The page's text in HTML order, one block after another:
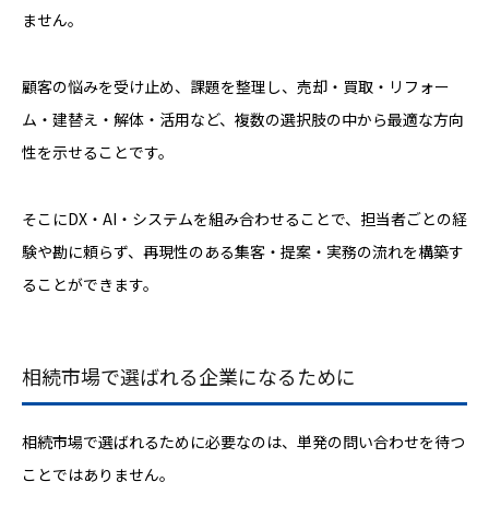
ません。
顧客の悩みを受け止め、課題を整理し、売却・買取・リフォー
ム・建替え・解体・活用など、複数の選択肢の中から最適な方向
性を示せることです。
そこにDX・AI・システムを組み合わせることで、担当者ごとの経
験や勘に頼らず、再現性のある集客・提案・実務の流れを構築す
ることができます。
相続市場で選ばれる企業になるために
相続市場で選ばれるために必要なのは、単発の問い合わせを待つ
ことではありません。